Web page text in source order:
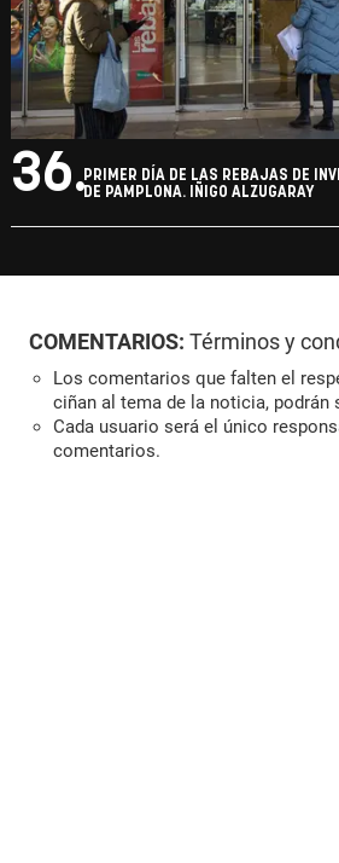
36.PRIMER DÍA DE LAS REBAJAS DE
DE PAMPLONA. IÑIGO ALZUGARAY
COMENTARIOS: Términos y
Los comentarios que falten el
ciñan al tema de la noticia, podrán
Cada usuario será el único
comentarios.